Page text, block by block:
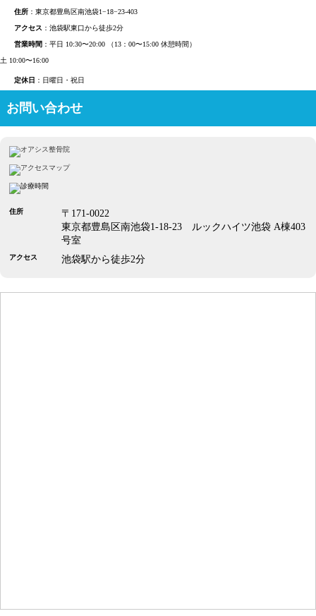
住所 ：東京都豊島区南池袋1−18−23-403
アクセス ：池袋駅東口から徒歩2分
営業時間 ：平日 10:30〜20:00 （13：00〜15:00 休憩時間）
土 10:00〜16:00
定休日 ：日曜日・祝日
お問い合わせ
住所
〒171-0022
東京都豊島区南池袋1-18-23 ルックハイツ池袋 A棟403
号室
アクセス 池袋駅から徒歩2分